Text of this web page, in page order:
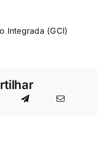
Integrada (GCI)